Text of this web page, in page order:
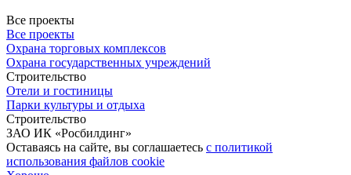
Все проекты
Все проекты
Охрана торговых комплексов
Охрана государственных учреждений
Строительство
Отели и гостиницы
Парки культуры и отдыха
Строительство
ЗАО ИК «Росбилдинг»
Оставаясь на сайте, вы соглашаетесь c политикой
использования файлов cookie